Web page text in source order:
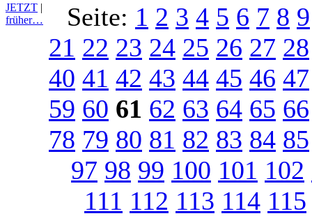
JETZT |
früher…
Seite: 1 2 3 4 5 6 7 8 9
21 22 23 24 25 26 27 28
40 41 42 43 44 45 46 47
59 60 61 62 63 64 65 66
78 79 80 81 82 83 84 85
97 98 99 100 101 102
111 112 113 114 115